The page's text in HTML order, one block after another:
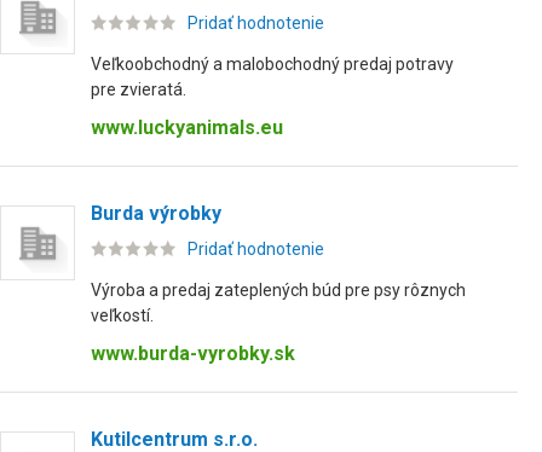
Pridať hodnotenie
Veľkoobchodný a malobochodný predaj potravy
pre zvieratá.
www.luckyanimals.eu
Burda výrobky
Pridať hodnotenie
Výroba a predaj zateplených búd pre psy rôznych
veľkostí.
www.burda-vyrobky.sk
Kutilcentrum s.r.o.